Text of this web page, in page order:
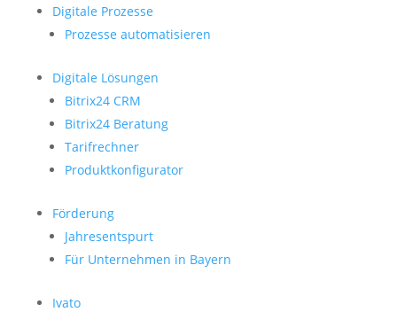
Digitale Prozesse
Prozesse automatisieren
Digitale Lösungen
Bitrix24 CRM
Bitrix24 Beratung
Tarifrechner
Produktkonfigurator
Förderung
Jahresentspurt
Für Unternehmen in Bayern
Ivato